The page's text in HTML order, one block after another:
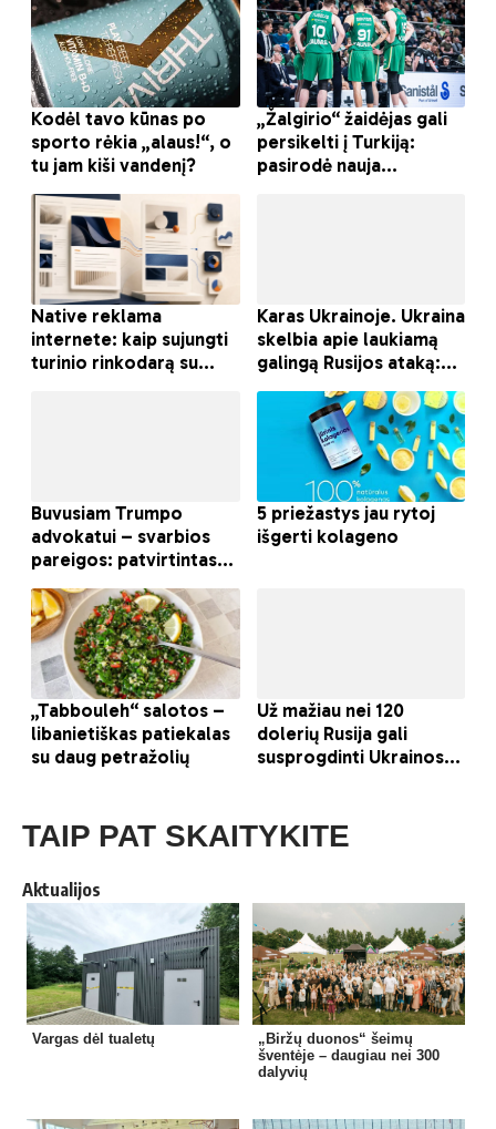
TAIP PAT SKAITYKITE
Aktualijos
Vargas dėl tualetų
„Biržų duonos“ šeimų
šventėje – daugiau nei 300
dalyvių